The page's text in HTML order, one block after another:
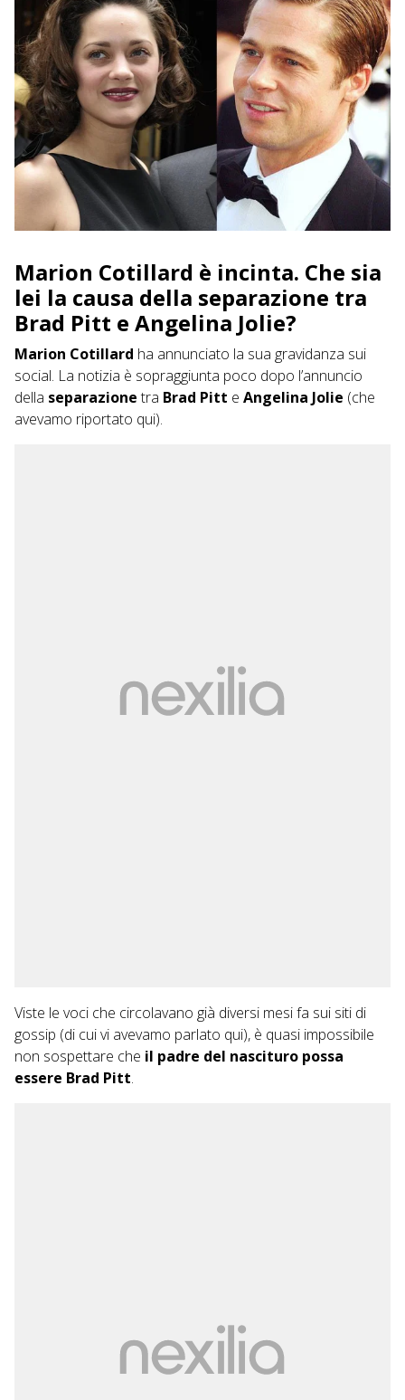
Marion Cotillard è incinta. Che sia
lei la causa della separazione tra
Brad Pitt e Angelina Jolie?
Marion Cotillard ha annunciato la sua gravidanza sui
social. La notizia è sopraggiunta poco dopo l’annuncio
della separazionetra Brad Pitt e Angelina Jolie (che
avevamo riportato qui).
Viste le voci che circolavano già diversi mesi fa sui siti di
gossip (di cui vi avevamo parlato qui), è quasi impossibile
non sospettare che il padre del nascituro possa
essere Brad Pitt.